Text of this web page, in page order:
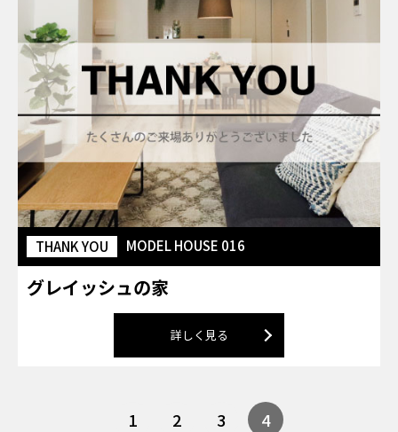
THANK YOU MODEL HOUSE 016
グレイッシュの家
詳しく見る
1 2 3 4